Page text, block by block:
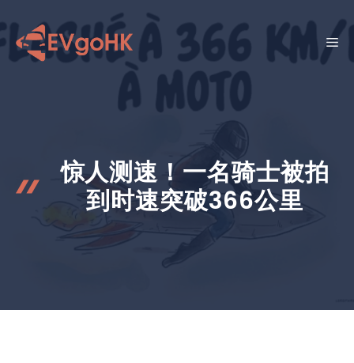
至
菜
惊人测速！一名骑士被拍
到时速突破366公里